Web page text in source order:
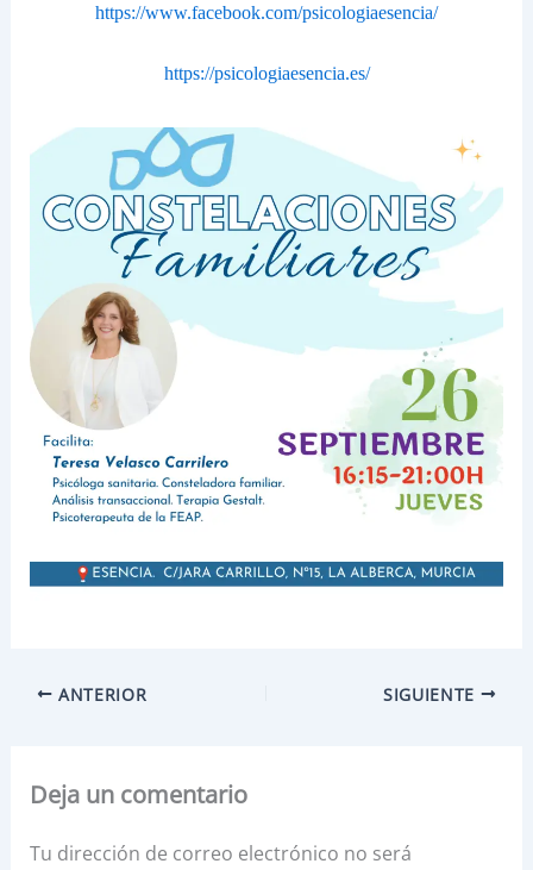
https://www.facebook.com/psicologiaesencia/
https://psicologiaesencia.es/
ANTERIOR SIGUIENTE
Deja un comentario
Tu dirección de correo electrónico no será